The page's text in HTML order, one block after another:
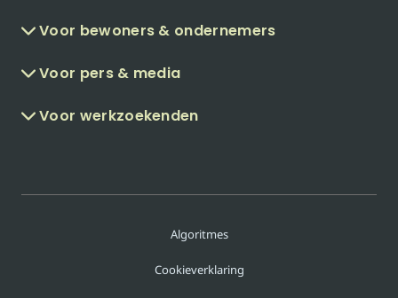
Voor bewoners & ondernemers
Voor pers & media
Voor werkzoekenden
Algoritmes
Cookieverklaring